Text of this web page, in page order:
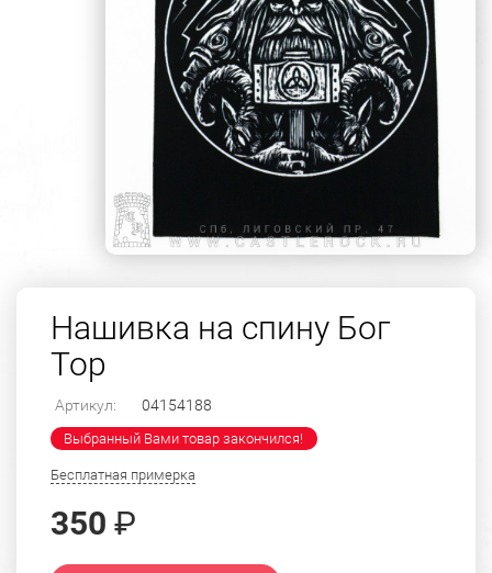
Нашивка на спину Бог
Тор
Артикул: 04154188
Выбранный Вами товар закончился!
Бесплатная примерка
350 ₽